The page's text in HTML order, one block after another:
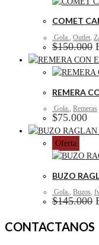
COMET
.Gola., Outlet,
$150.000
REMERA
.Gola., Remeras
$75.000
Oferta
BUZO
.Gola., Buzos,
$145.000
CONTACTANOS